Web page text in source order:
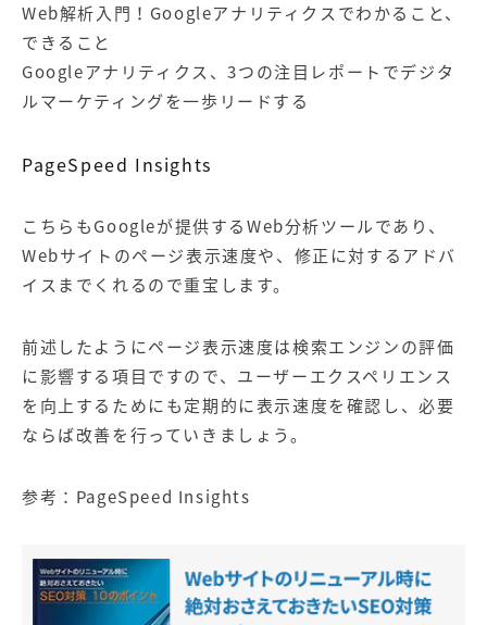
Web解析入門！Googleアナリティクスでわかること、
できること
Googleアナリティクス、3つの注目レポートでデジタ
ルマーケティングを一歩リードする
PageSpeed Insights
こちらもGoogleが提供するWeb分析ツールであり、
Webサイトのページ表示速度や、修正に対するアドバ
イスまでくれるので重宝します。
前述したようにページ表示速度は検索エンジンの評価
に影響する項目ですので、ユーザーエクスペリエンス
を向上するためにも定期的に表示速度を確認し、必要
ならば改善を行っていきましょう。
参考： PageSpeed Insights